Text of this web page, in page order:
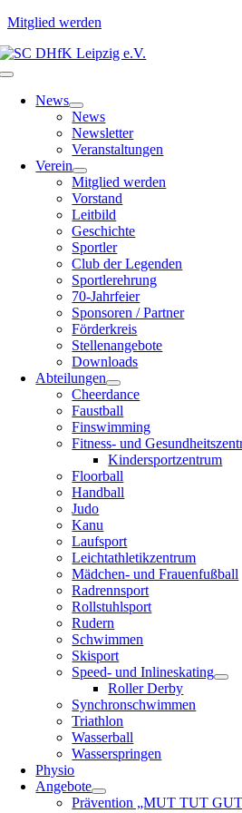
Mitglied werden
Zum
Inhalt
Toggle
NavigationNews
News
Newsletter
Veranstaltungen
Verein
Mitglied werden
Vorstand
Leitbild
Geschichte
Sportler
Club der Legenden
Sportlerehrung
70-Jahrfeier
Sponsoren / Partner
Förderkreis
Stellenangebote
Downloads
Abteilungen
Cheerdance
Faustball
Finswimming
Fitness- und
Kindersportzentrum
Floorball
Handball
Judo
Kanu
Laufsport
Leichtathletikzentrum
Mädchen- und Frauenfußball
Radrennsport
Rollstuhlsport
Rudern
Schwimmen
Skisport
Speed- und Inlineskating
Roller Derby
Synchronschwimmen
Triathlon
Wasserball
Wasserspringen
Physio
Angebote
Prävention „MUT TUT